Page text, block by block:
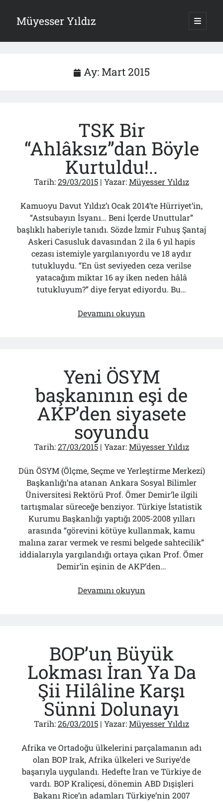
Müyesser Yıldız ana
Yan
Gazi’den Milletvekillerine Kurşun Gibi Sözler!..
Türkiye 2.0’a Gidiş!..
05/08/2026
15 Temmuz Soruları… Nasuh Mahruki’nin “Suçu”!..
03/08/2026
01/08/2026
Papazın “Komutanı” Ayasofya ve Patrikhane İçin ABD’yi Göreve
Çağırdı!..
31/07/2026
Arşivler
Arşivler
Ay: Mart 2015
TSK Bir
“Ahlâksız”dan Böyle
Kurtuldu!..
Tarih:29/03/2015 | Yazar:Müyesser Yıldız
Kamuoyu Davut Yıldız’ı Ocak 2014’te Hürriyet’in,
“Astsubayın İsyanı… Beni İçerde Unuttular”
başlıklı haberiyle tanıdı. Sözde İzmir Fuhuş Şantaj
Askeri Casusluk davasından 2 ila 6 yıl hapis
cezası istemiyle yargılanıyordu ve 18 aydır
tutukluydu. “En üst seviyeden ceza verilse
yatacağım miktar 16 ay iken neden hâlâ
tutukluyum?” diye feryat ediyordu. Bu…
Devamını okuyun
Yeni ÖSYM
başkanının eşi de
AKP’den siyasete
soyundu
Tarih:27/03/2015 | Yazar:Müyesser Yıldız
Dün ÖSYM (Ölçme, Seçme ve Yerleştirme Merkezi)
Başkanlığı’na atanan Ankara Sosyal Bilimler
Üniversitesi Rektörü Prof. Ömer Demir’le ilgili
tartışmalar süreceğe benziyor. Türkiye İstatistik
Kurumu Başkanlığı yaptığı 2005-2008 yılları
arasında “görevini kötüye kullanmak, kamu
malına zarar vermek ve resmi belgede sahtecilik”
iddialarıyla yargılandığı ortaya çıkan Prof. Ömer
Demir’in eşinin de AKP’den…
Devamını okuyun
AKP’den
siyasete
soyundu
BOP’un Büyük
Lokması İran Ya Da
Şii Hilâline Karşı
Sünni Dolunayı
Tarih:26/03/2015 | Yazar:Müyesser Yıldız
Afrika ve Ortadoğu ülkelerini parçalamanın adı
olan BOP Irak, Afrika ülkeleri ve Suriye’de
başarıyla uygulandı. Hedefte İran ve Türkiye de
vardı. BOP Kraliçesi, dönemin ABD Dışişleri
Bakanı Rice’ın adamları Türkiye’nin 2007